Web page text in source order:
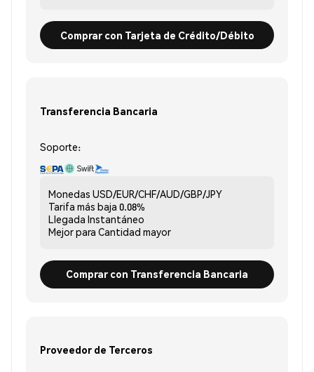
Comprar con Tarjeta de Crédito/Débito
Transferencia Bancaria
Soporte:
Monedas USD/EUR/CHF/AUD/GBP/JPY
Tarifa más baja 0.08%
Llegada Instantáneo
Mejor para Cantidad mayor
Comprar con Transferencia Bancaria
Proveedor de Terceros